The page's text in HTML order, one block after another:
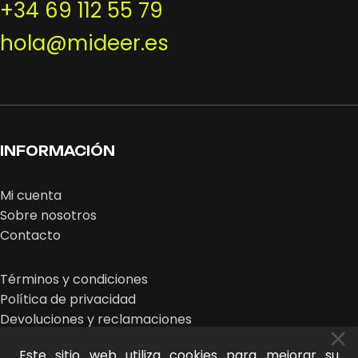
+34 69 112 55 79
hola@mideer.es
INFORMACIÓN
Mi cuenta
Sobre nosotros
Contacto
Términos y condiciones
Política de privacidad
Devoluciones y reclamaciones